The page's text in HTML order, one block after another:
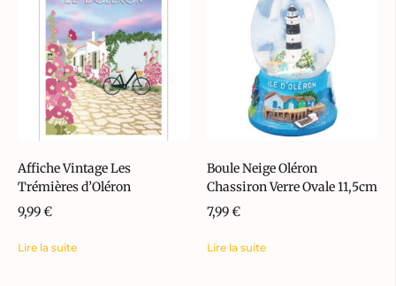
Affiche Vintage Les
Trémières d’Oléron
9,99€
Lire la suite
Boule Neige Oléron
Chassiron Verre Ovale 11,5cm
7,99€
Lire la suite